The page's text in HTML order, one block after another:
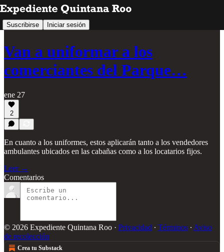
Suscribirse Iniciar sesión
Van a uniformar a los
comerciantes del Parque…
ene 27
2
En cuanto a los uniformes, estos aplicarán tanto a los vendedores
ambulantes ubicados en las cabañas como a los locatarios fijos.
Leer →
Comentarios
© 2026 Expediente Quintana Roo · Privacidad ∙ Términos ∙ Aviso
de recolección
Crea tu Substack